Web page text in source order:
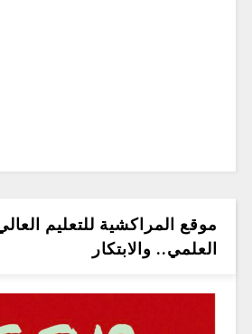
موقع المراكشية للتعليم
العلمي.. والابتكار